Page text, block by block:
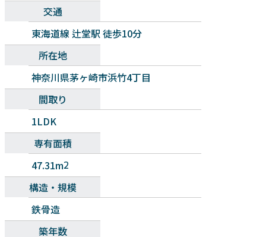
交通
東海道線 辻堂駅 徒歩10分
所在地
神奈川県茅ヶ崎市浜竹4丁目
間取り
1LDK
専有面積
47.31m2
構造・規模
鉄骨造
築年数